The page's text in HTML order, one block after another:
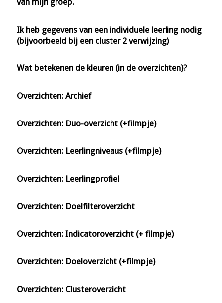
Ik heb gegevens van een individuele leerling nodig
(bijvoorbeeld bij een cluster 2 verwijzing)
Wat betekenen de kleuren (in de overzichten)?
Overzichten: Archief
Overzichten: Duo-overzicht (+filmpje)
Overzichten: Leerlingniveaus (+filmpje)
Overzichten: Leerlingprofiel
Overzichten: Doelfilteroverzicht
Overzichten: Indicatoroverzicht (+ filmpje)
Overzichten: Doeloverzicht (+filmpje)
Overzichten: Clusteroverzicht